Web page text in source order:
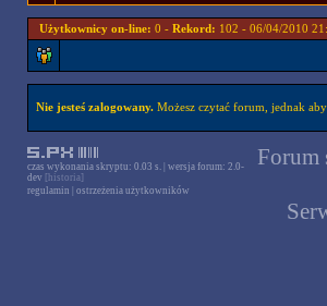
Użytkownicy on-line: 0 - Rekord: 102 - 06/04/2010
Nie jesteś zalogowany.Możesz czytać forum, jednak
czas wykonania skryptu: 0.03 s. | wersja forum: 2.0-
dev [historia]
regulamin
ostrzeżenia użytkowników
Forum